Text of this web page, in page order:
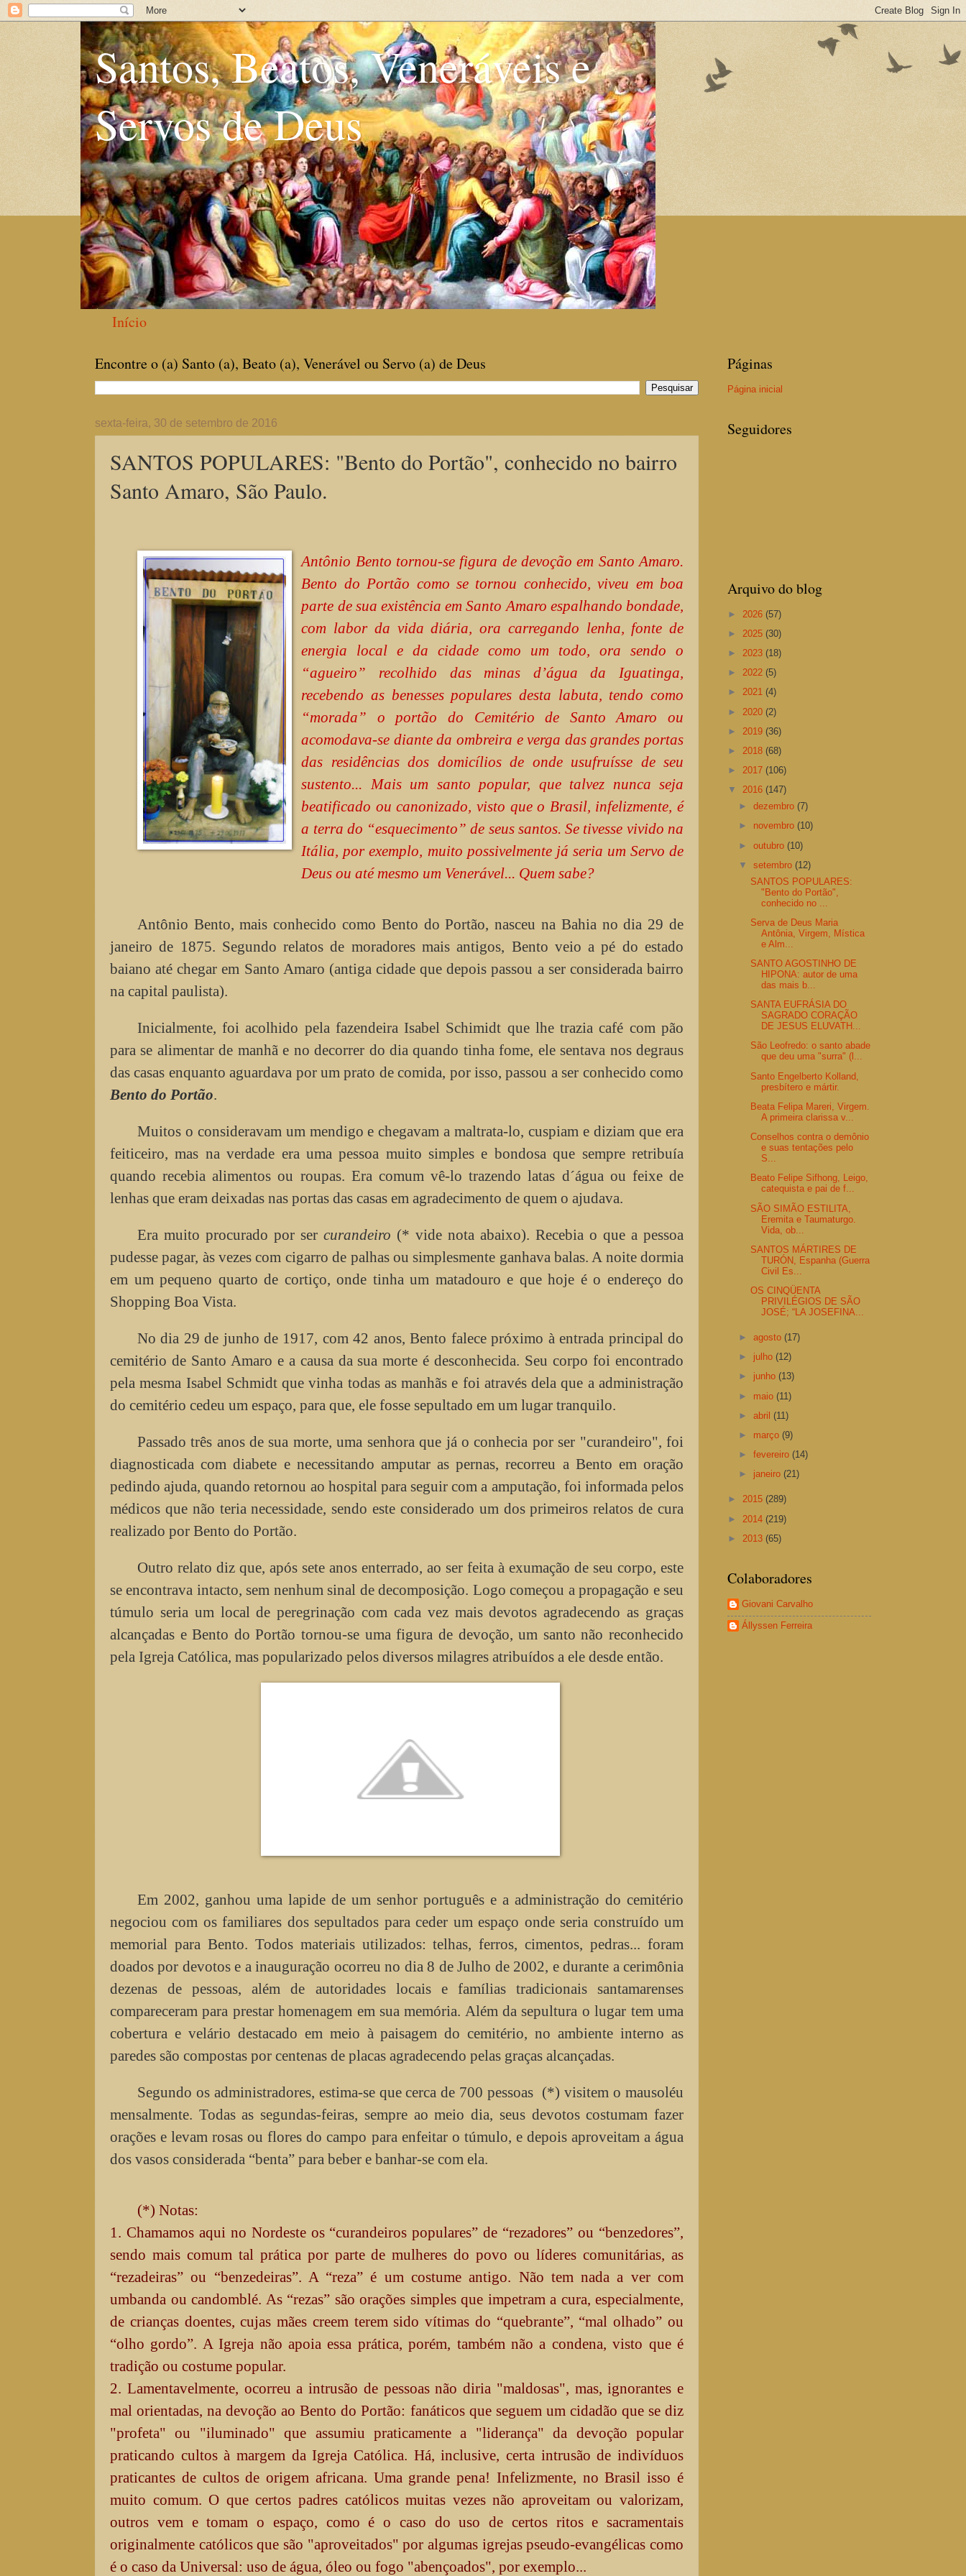
Santos, Beatos, Veneráveis e
Servos de Deus
Início
Encontre o (a) Santo (a), Beato (a), Venerável ou Servo (a) de Deus
sexta-feira, 30 de setembro de 2016
SANTOS POPULARES: "Bento do Portão", conhecido no bairro
Santo Amaro, São Paulo.
Antônio Bento tornou-se figura de devoção em Santo Amaro.
Bento do Portão como se tornou conhecido, viveu em boa
parte de sua existência em Santo Amaro espalhando bondade,
com labor da vida diária, ora carregando lenha, fonte de
energia local e da cidade como um todo, ora sendo o
“agueiro” recolhido das minas d’água da Iguatinga,
recebendo as benesses populares desta labuta, tendo como
“morada” o portão do Cemitério de Santo Amaro ou
acomodava-se diante da ombreira e verga das grandes portas
das residências dos domicílios de onde usufruísse de seu
sustento... Mais um santo popular, que talvez nunca seja
beatificado ou canonizado, visto que o Brasil, infelizmente, é
a terra do “esquecimento” de seus santos. Se tivesse vivido na
Itália, por exemplo, muito possivelmente já seria um Servo de
Deus ou até mesmo um Venerável... Quem sabe?
Antônio Bento, mais conhecido como Bento do Portão, nasceu na Bahia no dia 29 de
janeiro de 1875. Segundo relatos de moradores mais antigos, Bento veio a pé do estado
baiano até chegar em Santo Amaro (antiga cidade que depois passou a ser considerada bairro
na capital paulista).
Inicialmente, foi acolhido pela fazendeira Isabel Schimidt que lhe trazia café com pão
para se alimentar de manhã e no decorrer do dia quando tinha fome, ele sentava nos degraus
das casas enquanto aguardava por um prato de comida, por isso, passou a ser conhecido como
Bento do Portão.
Muitos o consideravam um mendigo e chegavam a maltrata-lo, cuspiam e diziam que era
feiticeiro, mas na verdade era uma pessoa muito simples e bondosa que sempre retribuía
quando recebia alimentos ou roupas. Era comum vê-lo trazendo latas d´água ou feixe de
lenhas que eram deixadas nas portas das casas em agradecimento de quem o ajudava.
Era muito procurado por ser curandeiro (* vide nota abaixo). Recebia o que a pessoa
pudesse pagar, às vezes com cigarro de palhas ou simplesmente ganhava balas. A noite dormia
em um pequeno quarto de cortiço, onde tinha um matadouro e que hoje é o endereço do
Shopping Boa Vista.
No dia 29 de junho de 1917, com 42 anos, Bento falece próximo à entrada principal do
cemitério de Santo Amaro e a causa da sua morte é desconhecida. Seu corpo foi encontrado
pela mesma Isabel Schmidt que vinha todas as manhãs e foi através dela que a administração
do cemitério cedeu um espaço, para que, ele fosse sepultado em um lugar tranquilo.
Passado três anos de sua morte, uma senhora que já o conhecia por ser "curandeiro", foi
diagnosticada com diabete e necessitando amputar as pernas, recorreu a Bento em oração
pedindo ajuda, quando retornou ao hospital para seguir com a amputação, foi informada pelos
médicos que não teria necessidade, sendo este considerado um dos primeiros relatos de cura
realizado por Bento do Portão.
Outro relato diz que, após sete anos enterrado, ao ser feita à exumação de seu corpo, este
se encontrava intacto, sem nenhum sinal de decomposição. Logo começou a propagação e seu
túmulo seria um local de peregrinação com cada vez mais devotos agradecendo as graças
alcançadas e Bento do Portão tornou-se uma figura de devoção, um santo não reconhecido
pela Igreja Católica, mas popularizado pelos diversos milagres atribuídos a ele desde então.
Em 2002, ganhou uma lapide de um senhor português e a administração do cemitério
negociou com os familiares dos sepultados para ceder um espaço onde seria construído um
memorial para Bento. Todos materiais utilizados: telhas, ferros, cimentos, pedras... foram
doados por devotos e a inauguração ocorreu no dia 8 de Julho de 2002, e durante a cerimônia
dezenas de pessoas, além de autoridades locais e famílias tradicionais santamarenses
compareceram para prestar homenagem em sua memória. Além da sepultura o lugar tem uma
cobertura e velário destacado em meio à paisagem do cemitério, no ambiente interno as
paredes são compostas por centenas de placas agradecendo pelas graças alcançadas.
Segundo os administradores, estima-se que cerca de 700 pessoas (*) visitem o mausoléu
mensalmente. Todas as segundas-feiras, sempre ao meio dia, seus devotos costumam fazer
orações e levam rosas ou flores do campo para enfeitar o túmulo, e depois aproveitam a água
dos vasos considerada “benta” para beber e banhar-se com ela.
(*) Notas:
1. Chamamos aqui no Nordeste os “curandeiros populares” de “rezadores” ou “benzedores”,
sendo mais comum tal prática por parte de mulheres do povo ou líderes comunitárias, as
“rezadeiras” ou “benzedeiras”. A “reza” é um costume antigo. Não tem nada a ver com
umbanda ou candomblé. As “rezas” são orações simples que impetram a cura, especialmente,
de crianças doentes, cujas mães creem terem sido vítimas do “quebrante”, “mal olhado” ou
“olho gordo”. A Igreja não apoia essa prática, porém, também não a condena, visto que é
tradição ou costume popular.
2. Lamentavelmente, ocorreu a intrusão de pessoas não diria "maldosas", mas, ignorantes e
mal orientadas, na devoção ao Bento do Portão: fanáticos que seguem um cidadão que se diz
"profeta" ou "iluminado" que assumiu praticamente a "liderança" da devoção popular
praticando cultos à margem da Igreja Católica. Há, inclusive, certa intrusão de indivíduos
praticantes de cultos de origem africana. Uma grande pena! Infelizmente, no Brasil isso é
muito comum. O que certos padres católicos muitas vezes não aproveitam ou valorizam,
outros vem e tomam o espaço, como é o caso do uso de certos ritos e sacramentais
originalmente católicos que são "aproveitados" por algumas igrejas pseudo-evangélicas como
é o caso da Universal: uso de água, óleo ou fogo "abençoados", por exemplo...
Páginas
Página inicial
Seguidores
Arquivo do blog
► 2026 (57)
► 2025 (30)
► 2023 (18)
► 2022 (5)
► 2021 (4)
► 2020 (2)
► 2019 (36)
► 2018 (68)
► 2017 (106)
▼ 2016 (147)
►dezembro(7)
► novembro(10)
►outubro(10)
▼setembro(12)
SANTOS POPULARES:
"Bento do Portão",
conhecido no ...
Serva de Deus Maria
Antônia, Virgem, Mística
e Alm...
SANTO AGOSTINHO DE
HIPONA: autor de uma
das mais b...
SANTA EUFRÁSIA DO
SAGRADO CORAÇÃO
DE JESUS ELUVATH...
São Leofredo: o santo abade
que deu uma "surra" (l...
Santo Engelberto Kolland,
presbítero e mártir.
Beata Felipa Mareri, Virgem.
A primeira clarissa v...
Conselhos contra o demônio
e suas tentações pelo
S...
Beato Felipe Sifhong, Leigo,
catequista e pai de f...
SÃO SIMÃO ESTILITA,
Eremita e Taumaturgo.
Vida, ob...
SANTOS MÁRTIRES DE
TURÓN, Espanha (Guerra
Civil Es...
OS CINQÜENTA
PRIVILÉGIOS DE SÃO
JOSÉ; “LA JOSEFINA...
►agosto(17)
► julho(12)
► junho(13)
► maio(11)
►abril(11)
► março(9)
►fevereiro(14)
► janeiro(21)
► 2015 (289)
► 2014 (219)
► 2013 (65)
Colaboradores
Giovani Carvalho
Állyssen Ferreira